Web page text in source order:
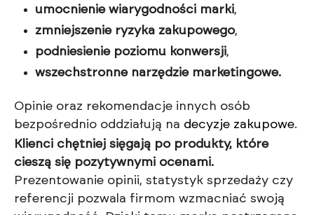
umocnienie wiarygodności marki,
zmniejszenie ryzyka zakupowego,
podniesienie poziomu konwersji,
wszechstronne narzędzie marketingowe.
Opinie oraz rekomendacje innych osób
bezpośrednio oddziałują na decyzje zakupowe.
Klienci chętniej sięgają po produkty, które
cieszą się pozytywnymi ocenami.
Prezentowanie opinii, statystyk sprzedaży czy
referencji pozwala firmom wzmacniać swoją